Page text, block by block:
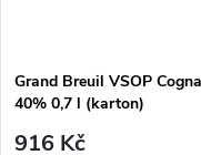
Grand Breuil VSOP
40% 0,7 l (karton)
916 Kč